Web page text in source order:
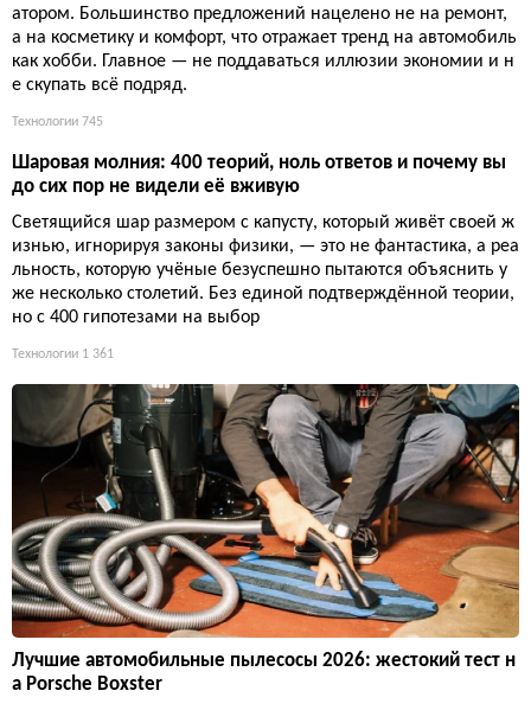
атором. Большинство предложений нацелено не на ремонт,
а на косметику и комфорт, что отражает тренд на автомобиль
как хобби. Главное — не поддаваться иллюзии экономии и н
е скупать всё подряд.
Технологии 745
Шаровая молния: 400 теорий, ноль ответов и почему вы
до сих пор не видели её вживую
Светящийся шар размером с капусту, который живёт своей ж
изнью, игнорируя законы физики, — это не фантастика, а реа
льность, которую учёные безуспешно пытаются объяснить у
же несколько столетий. Без единой подтверждённой теории,
но с 400 гипотезами на выбор
Технологии 1 361
Лучшие автомобильные пылесосы 2026: жестокий тест н
а Porsche Boxster